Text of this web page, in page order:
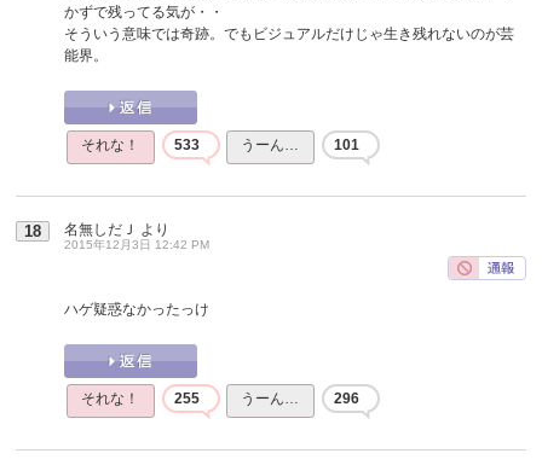
かずで残ってる気が・・
そういう意味では奇跡。でもビジュアルだけじゃ生き残れないのが芸
能界。
それな！ 533 うーん… 101
18 名無しだＪ より
2015年12月3日 12:42 PM
ハゲ疑惑なかったっけ
それな！ 255 うーん… 296